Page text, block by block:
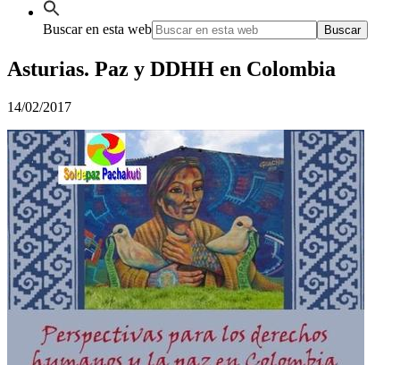
Buscar en esta web
Asturias. Paz y DDHH en Colombia
14/02/2017